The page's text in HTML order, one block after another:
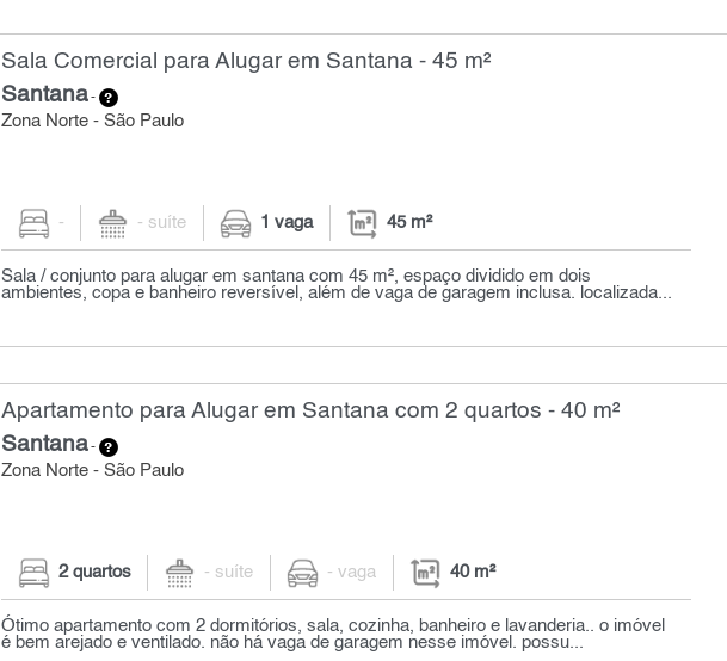
Sala Comercial para Alugar em Santana - 45 m²
Santana-
Zona Norte - São Paulo
- - suíte 1 vaga 45 m²
Sala / conjunto para alugar em santana com 45 m², espaço dividido em dois
ambientes, copa e banheiro reversível, além de vaga de garagem inclusa. localizada...
Apartamento para Alugar em Santana com 2 quartos - 40 m²
Santana-
Zona Norte - São Paulo
2 quartos - suíte - vaga 40 m²
Ótimo apartamento com 2 dormitórios, sala, cozinha, banheiro e lavanderia.. o imóvel
é bem arejado e ventilado. não há vaga de garagem nesse imóvel. possu...